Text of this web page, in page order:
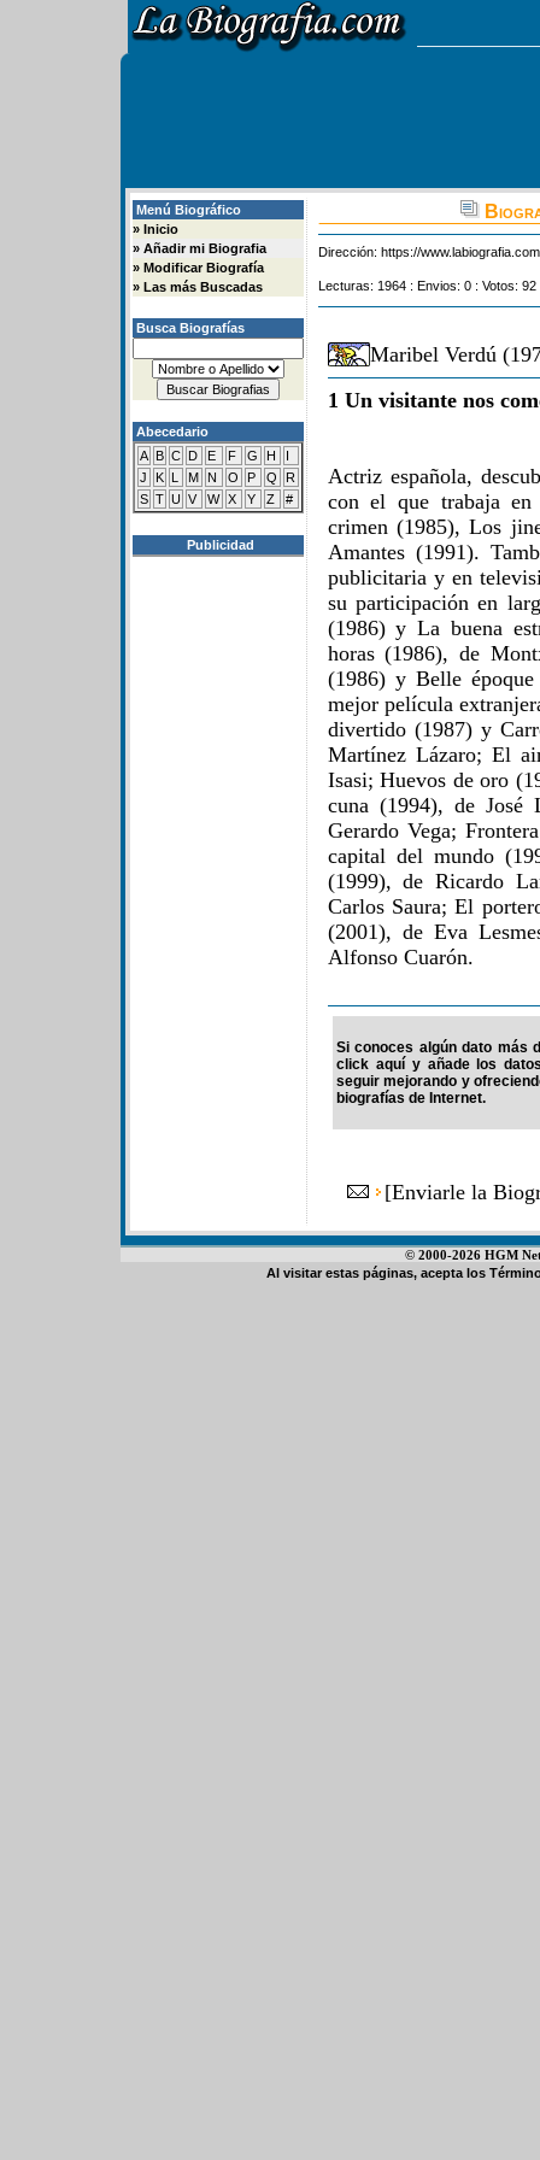
Menú Biográfico
» Inicio
» Añadir mi Biografia
» Modificar Biografía
» Las más Buscadas
Busca Biografías
Abecedario
A B C D E F G H
I
J
K L M N O P Q
R
S T U V W X Y Z #
Publicidad
Dirección: https://
Lecturas: 1964 : Envios: 0 : Votos:
Maribel Verdú
1 Un visitante nos
Actriz española,
con el que trabaja
crimen (1985), Los
Amantes (1991).
publicitaria y en
su participación en
(1986) y La buena
horas (1986), de
(1986) y Belle
mejor película
divertido (1987) y
Martínez Lázaro; El
Isasi; Huevos de oro
cuna (1994), de José
Gerardo Vega;
capital del mundo
(1999), de Ricardo
Carlos Saura; El
(2001), de Eva
Alfonso Cuarón.
Si conoces algún dato más
click aquí y añade los
seguir mejorando y
biografías de Internet.
[Enviarle la
© 2000-2026 HGM
Al visitar estas páginas, acepta los